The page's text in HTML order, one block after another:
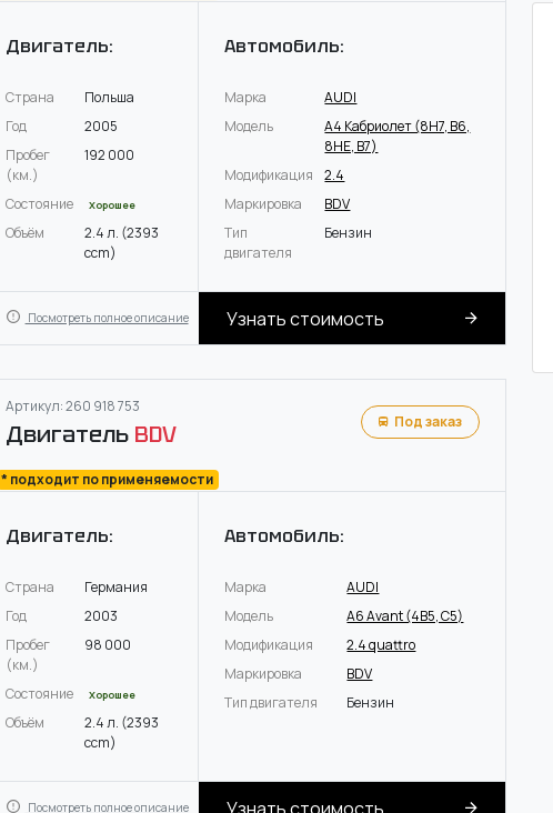
Двигатель:
Страна
Польша
Год
2005
Пробег
(км.)
192 000
Состояние Хорошее
Объём
2.4 л. (2393
ccm)
Автомобиль:
Марка
AUDI
Модель
A4 Кабриолет (8H7, B6,
8HE, B7)
Модификация
2.4
Маркировка
BDV
Тип
двигателя
Бензин
Посмотреть полное описание Узнать стоимость
Артикул: 260 918 753
Двигатель BDV
* подходит по применяемости
Под заказ
Двигатель:
Страна
Германия
Год
2003
Пробег
(км.)
98 000
Состояние Хорошее
Объём
2.4 л. (2393
ccm)
Автомобиль:
Марка
AUDI
Модель
A6 Avant (4B5, C5)
Модификация
2.4 quattro
Маркировка
BDV
Тип двигателя
Бензин
Посмотреть полное описание Узнать стоимость